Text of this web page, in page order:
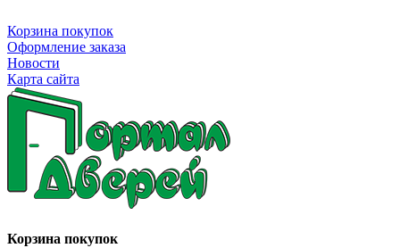
Корзина покупок
Оформление заказа
Новости
Карта сайта
Корзина покупок